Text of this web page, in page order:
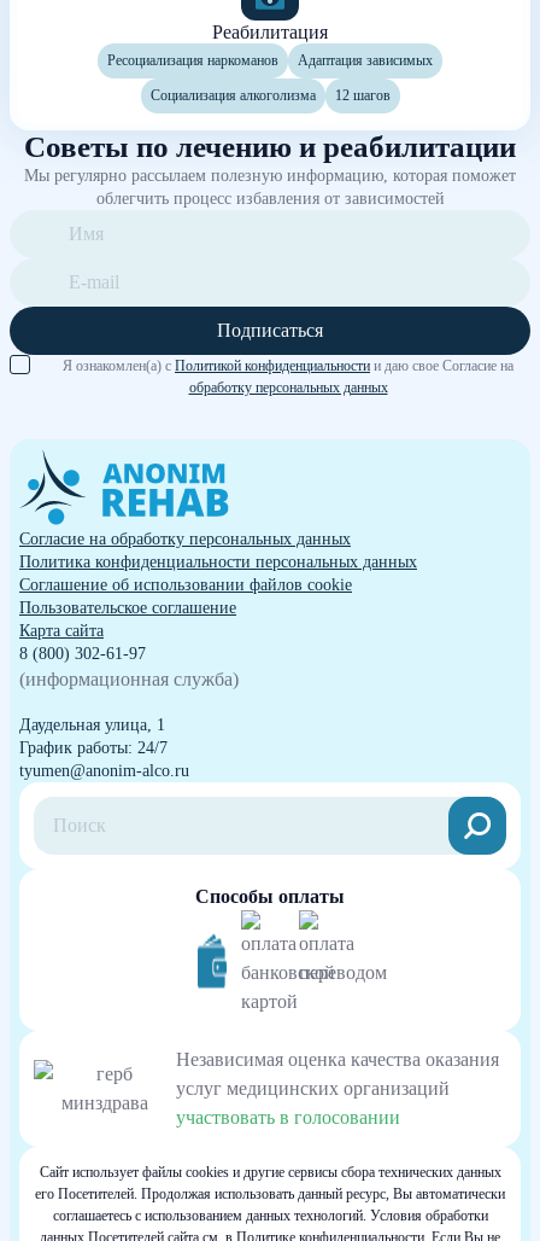
Реабилитация
Ресоциализация наркоманов Адаптация зависимых
Социализация алкоголизма 12 шагов
Советы по лечению и реабилитации
Мы регулярно рассылаем полезную информацию, которая поможет
облегчить процесс избавления от зависимостей
Подписаться
Я ознакомлен(а) с Политикой конфиденциальности и даю свое Согласие на
обработку персональных данных
Согласие на обработку персональных данных
Политика конфиденциальности персональных данных
Cоглашение об использовании файлов cookie
Пользовательское соглашение
Карта сайта
8 (800) 302-61-97
(информационная служба)
Даудельная улица, 1
График работы: 24/7
tyumen@anonim-alco.ru
Способы оплаты
Независимая оценка качества оказания
услуг медицинских организаций
участвовать в голосовании
Сайт использует файлы cookies и другие сервисы сбора технических данных
его Посетителей. Продолжая использовать данный ресурс, Вы автоматически
соглашаетесь с использованием данных технологий. Условия обработки
данных Посетителей сайта см. в Политике конфиденциальности. Если Вы не